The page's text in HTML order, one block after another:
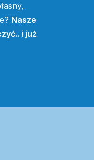
Nasze
i już